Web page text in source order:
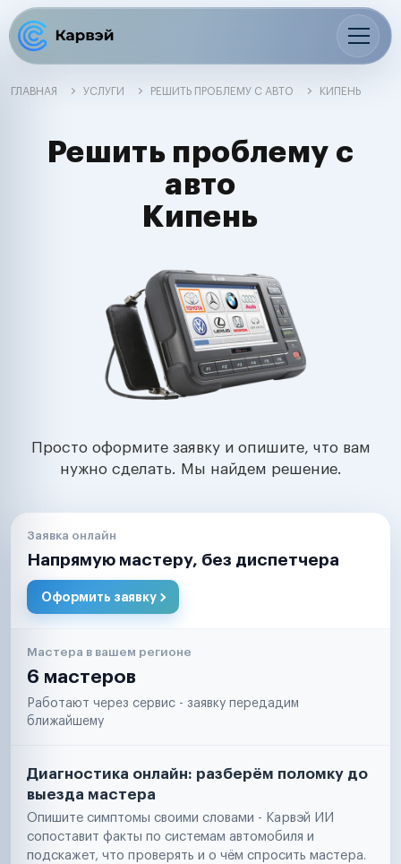
ГЛАВНАЯ УСЛУГИ РЕШИТЬ ПРОБЛЕМУ С АВТО КИПЕНЬ
Решить проблему с
авто
Кипень
Просто оформите заявку и опишите, что вам
нужно сделать. Мы найдем решение.
Заявка онлайн
Напрямую мастеру, без диспетчера
Оформить заявку
Мастера в вашем регионе
6 мастеров
Работают через сервис - заявку передадим
ближайшему
Диагностика онлайн: разберём поломку до
выезда мастера
Опишите симптомы своими словами - Карвэй ИИ
сопоставит факты по системам автомобиля и
подскажет, что проверять и о чём спросить мастера.